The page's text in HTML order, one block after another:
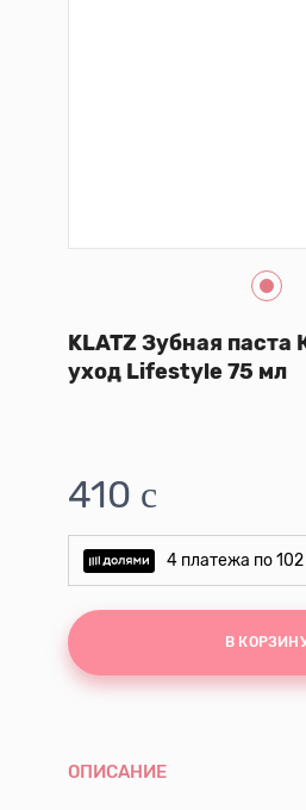
KLATZ Зубная
уход Lifestyle 75 мл
410
102
В
ОПИСАНИЕ